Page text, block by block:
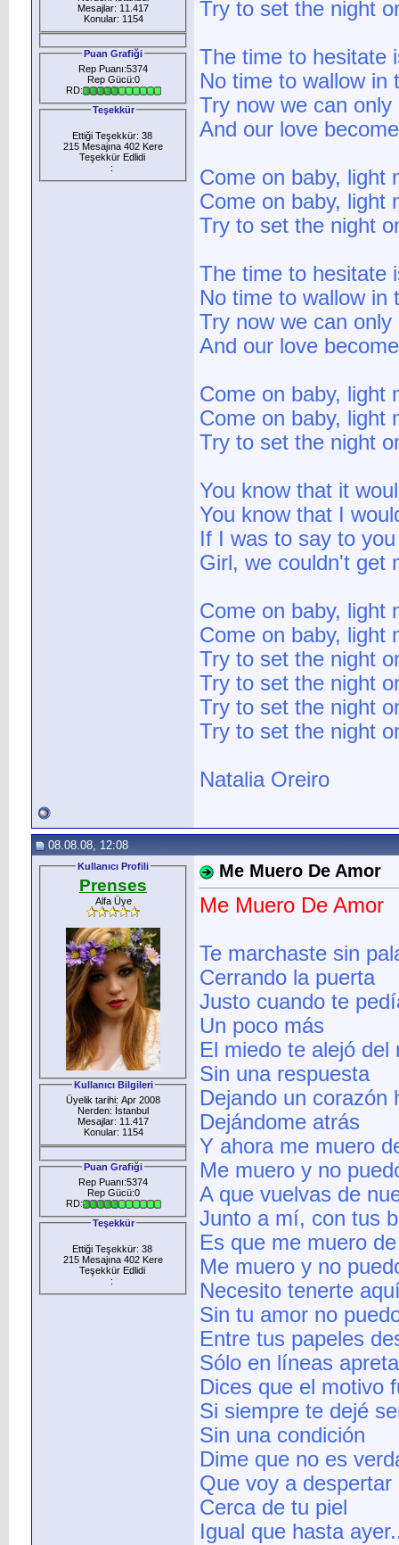
Mesajlar: 11.417
Konular: 1154
Puan Grafiği
Rep Puanı:5374
Rep Gücü:0
RD:
Teşekkür
Ettiği Teşekkür: 38
215 Mesajına 402 Kere
Teşekkür Edlidi
:
Try to set the night
The time to hesitate
No time to wallow in
Try now we can only
And our love
Come on baby, light
Come on baby, light
Try to set the night
The time to hesitate
No time to wallow in
Try now we can only
And our love
Come on baby, light
Come on baby, light
Try to set the night
You know that it
You know that I
If I was to say to you
Girl, we couldn't get
Come on baby, light
Come on baby, light
Try to set the night
Try to set the night
Try to set the night
Try to set the night
Natalia Oreiro
08.08.08, 12:08
Kullanıcı Profili
Prenses
Alfa Üye
Kullanıcı Bilgileri
Üyelik tarihi: Apr 2008
Nerden: İstanbul
Mesajlar: 11.417
Konular: 1154
Puan Grafiği
Rep Puanı:5374
Rep Gücü:0
RD:
Teşekkür
Ettiği Teşekkür: 38
215 Mesajına 402 Kere
Teşekkür Edlidi
:
Me Muero De Amor
Me Muero De Amor
Te marchaste sin
Cerrando la puerta
Justo cuando te
Un poco más
El miedo te alejó del
Sin una respuesta
Dejando un corazón
Dejándome atrás
Y ahora me muero
Me muero y no
A que vuelvas de
Junto a mí, con tus
Es que me muero
Me muero y no
Necesito tenerte
Sin tu amor no
Entre tus papeles
Sólo en líneas
Dices que el motivo
Si siempre te dejé
Sin una condición
Dime que no es
Que voy a despertar
Cerca de tu piel
Igual que hasta